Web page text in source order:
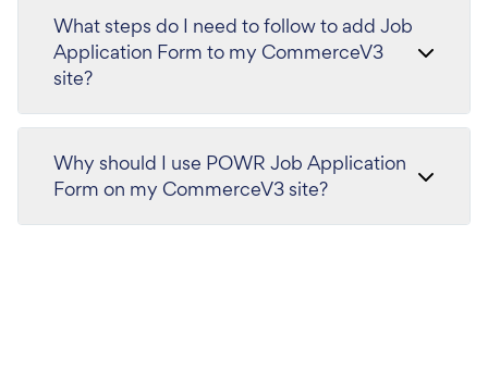
What steps do I need to follow to add Job
Application Form to my CommerceV3
site?
Why should I use POWR Job Application
Form on my CommerceV3 site?